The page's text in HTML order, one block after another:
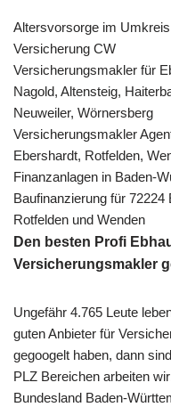
Altersvorsorge im
Versicherung CW
Versicherungsmakler für
Nagold, Altensteig,
Neuweiler, Wörnersberg
Versicherungsmakler
Ebershardt, Rotfelden,
Finanzanlagen in Baden-
Baufinanzierung für
Rotfelden und Wenden
Den besten Profi
Versicherungsmakler
Ungefähr 4.765 Leute
guten Anbieter für
gegoogelt haben, dann
PLZ Bereichen arbeiten
Bundesland Baden-